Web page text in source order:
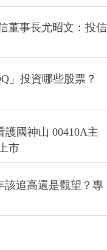
董事長尤昭文：投信
」投資哪些股票？
國神山 00410A主
市
該追高還是觀望？專